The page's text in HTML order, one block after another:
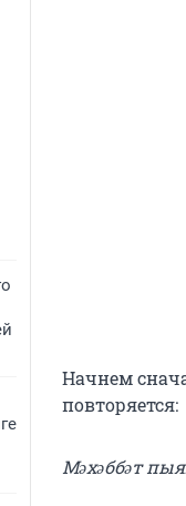
Начнем
повторяется:
Мәхәббәт